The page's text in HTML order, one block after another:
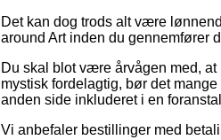
Det kan dog trods alt være
around Art inden du gennemfører
Du skal blot være årvågen med,
mystisk fordelagtig, bør det
anden side inkluderet i en
Vi anbefaler bestillinger med